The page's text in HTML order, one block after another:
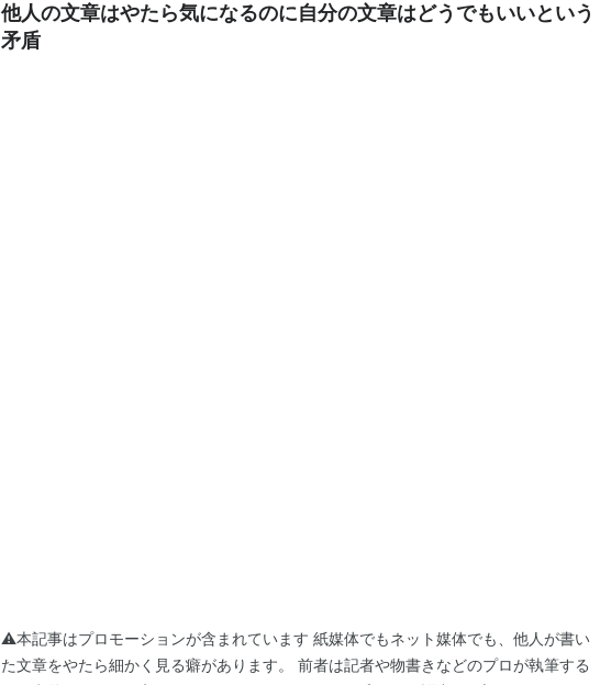
他人の文章はやたら気になるのに自分の文章はどうでもいいという
矛盾
⚠本記事はプロモーションが含まれています 紙媒体でもネット媒体でも、他人が書い
た文章をやたら細かく見る癖があります。 前者は記者や物書きなどのプロが執筆する